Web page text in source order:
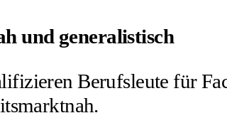
und generalistisch
Berufsleute für